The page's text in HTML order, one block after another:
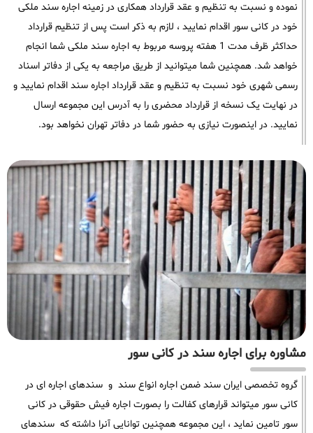
نموده و نسبت به تنظیم و عقد قرارداد همکاری در زمینه اجاره سند ملکی
خود در کانی سور اقدام نمایید ، لازم به ذکر است پس از تنظیم قرارداد
حداکثر ظرف مدت 1 هفته پروسه مربوط به اجاره سند ملکی شما انجام
خواهد شد. همچنین شما میتوانید از طریق مراجعه به یکی از دفاتر اسناد
رسمی شهری خود نسبت به تنظیم و عقد قرارداد اجاره سند اقدام نمایید و
در نهایت یک نسخه از قرارداد محضری را به آدرس این مجموعه ارسال
نمایید. در اینصورت نیازی به حضور شما در دفاتر تهران نخواهد بود.
مشاوره برای اجاره سند در کانی سور
گروه تخصصی ایران سند ضمن اجاره انواع سند و سندهای اجاره ای در
کانی سور میتواند قرارهای کفالت را بصورت اجاره فیش حقوقی در کانی
سور تامین نماید ، این مجموعه همچنین توانایی آنرا داشته که سندهای